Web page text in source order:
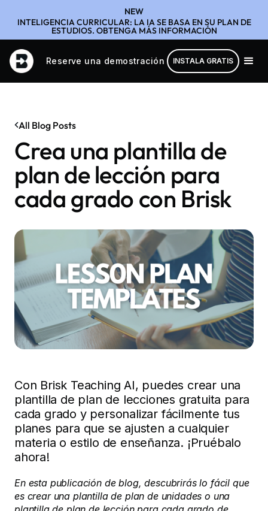
NEW
INTELIGENCIA CURRICULAR: LA IA SE BASA EN SU PLAN DE
ESTUDIOS. OBTENGA MÁS INFORMACIÓN
Reserve una demostración INSTALA GRATIS
All Blog Posts
Crea una plantilla de
plan de lección para
cada grado con Brisk
Con Brisk Teaching AI, puedes crear una
plantilla de plan de lecciones gratuita para
cada grado y personalizar fácilmente tus
planes para que se ajusten a cualquier
materia o estilo de enseñanza. ¡Pruébalo
ahora!
En esta publicación de blog, descubrirás lo fácil que
es crear una plantilla de plan de unidades o una